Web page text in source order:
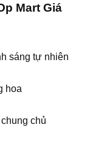
Mart Giá
sáng tự nhiên
hoa
chủ